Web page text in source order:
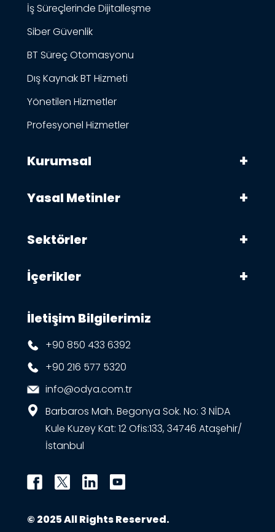
İş Süreçlerinde Dijitalleşme
Siber Güvenlik
BT Süreç Otomasyonu
Dış Kaynak BT Hizmeti
Yönetilen Hizmetler
Profesyonel Hizmetler
Kurumsal
Yasal Metinler
Sektörler
İçerikler
İletişim Bilgilerimiz
+90 850 433 6392
+90 216 577 5320
info@odya.com.tr
Barbaros Mah. Begonya Sok. No: 3 NİDA
Kule Kuzey Kat: 12 Ofis:133, 34746 Ataşehir/
İstanbul
© 2025 All Rights Reserved.